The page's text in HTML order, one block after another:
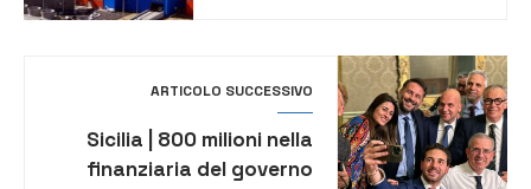
termovalorizzatori.
ARTICOLO SUCCESSIVO
Sicilia | 800 milioni nella
finanziaria del governo